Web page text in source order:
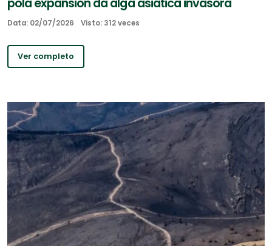
Data: 02/07/2026 Visto: 312 veces
Ver completo